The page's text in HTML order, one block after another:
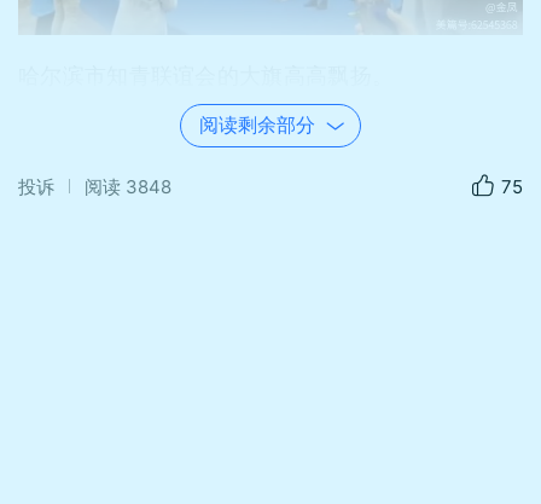
阅读剩余部分
投诉 阅读 3848 75